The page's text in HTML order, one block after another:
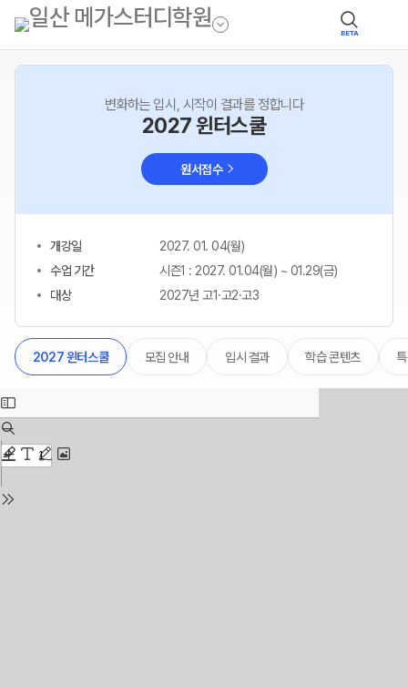
BETA
변화하는 입시, 시작이 결과를 정합니다
2027 윈터스쿨
원서접수
개강일
2027. 01. 04(월)
수업 기간
시즌1 : 2027. 01.04(월) ~ 01.29(금)
대상
2027년 고1·고2·고3
2027 윈터스쿨 모집 안내 입시 결과 학습 콘텐츠